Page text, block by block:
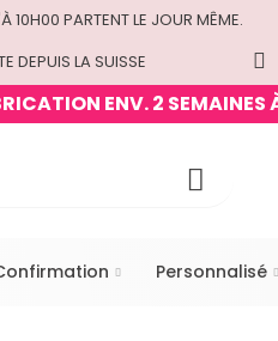
10H00 PARTENT LE JOUR MÊME.
DEPUIS LA SUISSE
ENV. 2
Personnalisé